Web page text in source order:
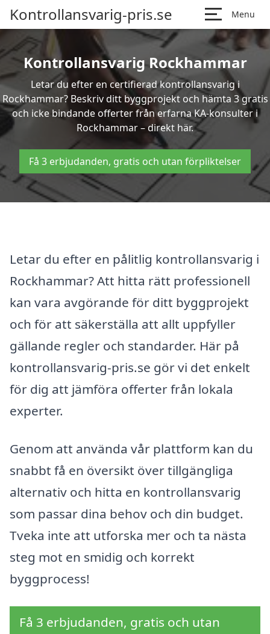
Kontrollansvarig-pris.se Menu
Kontrollansvarig Rockhammar
Letar du efter en certifierad kontrollansvarig i
Rockhammar? Beskriv ditt byggprojekt och hämta 3 gratis
och icke bindande offerter från erfarna KA-konsulter i
Rockhammar – direkt här.
Få 3 erbjudanden, gratis och utan förpliktelser
Letar du efter en pålitlig kontrollansvarig i
Rockhammar? Att hitta rätt professionell
kan vara avgörande för ditt byggprojekt
och för att säkerställa att allt uppfyller
gällande regler och standarder. Här på
kontrollansvarig-pris.se gör vi det enkelt
för dig att jämföra offerter från lokala
experter.
Genom att använda vår plattform kan du
snabbt få en översikt över tillgängliga
alternativ och hitta en kontrollansvarig
som passar dina behov och din budget.
Tveka inte att utforska mer och ta nästa
steg mot en smidig och korrekt
byggprocess!
Få 3 erbjudanden, gratis och utan